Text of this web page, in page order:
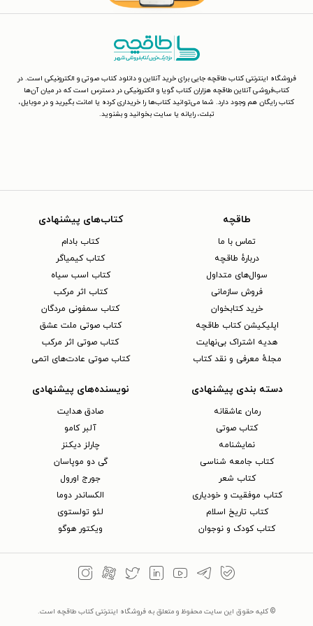
فروشگاه اینترنتی کتاب طاقچه جایی برای خرید آنلاین و دانلود کتاب صوتی و الکترونیکی است. در
کتاب‌فروشی آنلاین طاقچه هزاران کتاب گویا و الکترونیکی در دسترس است که در میان آن‌ها
کتاب رایگان هم وجود دارد. شما می‌توانید کتاب‌ها را خریداری کرده یا امانت بگیرید و در موبایل،
تبلت، رایانه یا سایت بخوانید و بشنوید.
طاقچه
تماس با ما
دربارهٔ طاقچه
سوال‌های متداول
فروش سازمانی
خرید کتابخوان
اپلیکیشن کتاب طاقچه
هدیه اشتراک بی‌نهایت
مجلهٔ معرفی و نقد کتاب
کتاب‌های پیشنهادی
کتاب بادام
کتاب کیمیاگر
کتاب اسب سیاه
کتاب اثر مرکب
کتاب سمفونی مردگان
کتاب صوتی ملت عشق
کتاب صوتی اثر مرکب
کتاب صوتی عادت‌های اتمی
دسته بندی پیشنهادی
رمان عاشقانه
کتاب‌ صوتی
نمایشنامه
کتاب جامعه شناسی
کتاب شعر
کتاب موفقیت و خودیاری
کتاب تاریخ اسلام
کتاب کودک و نوجوان
نویسنده‌های پیشنهادی
صادق هدایت
آلبر کامو
چارلز دیکنز
گی دو موپاسان
جورج اورول
الکساندر دوما
لئو تولستوی
ویکتور هوگو
© کلیه حقوق این سایت محفوظ و متعلق به فروشگاه اینترنتی کتاب طاقچه است.